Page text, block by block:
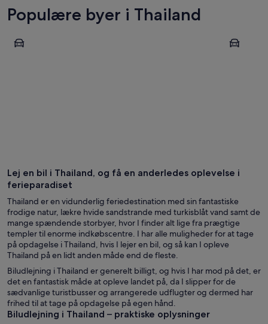
Populære byer i Thailand
Bangkok Koh Samui
Lej en bil i Thailand, og få en anderledes oplevelse i
ferieparadiset
Thailand er en vidunderlig feriedestination med sin fantastiske
frodige natur, lækre hvide sandstrande med turkisblåt vand samt de
mange spændende storbyer, hvor I finder alt lige fra prægtige
templer til enorme indkøbscentre. I har alle muligheder for at tage
på opdagelse i Thailand, hvis I lejer en bil, og så kan I opleve
Thailand på en lidt anden måde end de fleste.
Biludlejning i Thailand er generelt billigt, og hvis I har mod på det, er
det en fantastisk måde at opleve landet på, da I slipper for de
sædvanlige turistbusser og arrangerede udflugter og dermed har
frihed til at tage på opdagelse på egen hånd.
Biludlejning i Thailand – praktiske oplysninger